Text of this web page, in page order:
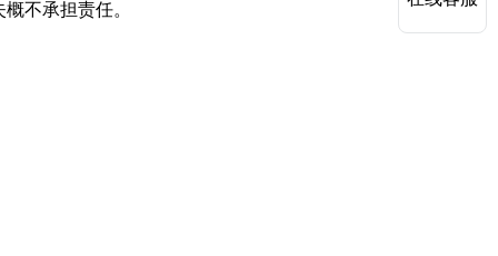
不承担责任。